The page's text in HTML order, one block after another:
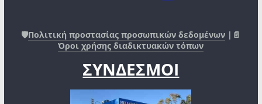
🛡️Πολιτική προστασίας προσωπικών δεδομένων |📄
Όροι χρήσης διαδικτυακών τόπων
ΣΥΝΔΕΣΜΟΙ